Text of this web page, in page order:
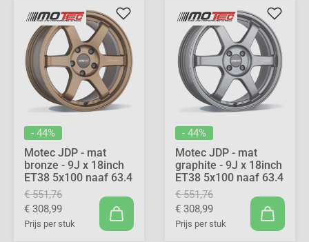
- 44%
Motec JDP - mat
bronze - 9J x 18inch
ET38 5x100 naaf 63.4
€ 551,76
€ 308,99
Prijs per stuk
- 44%
Motec JDP - mat
graphite - 9J x 18inch
ET38 5x100 naaf 63.4
€ 551,76
€ 308,99
Prijs per stuk